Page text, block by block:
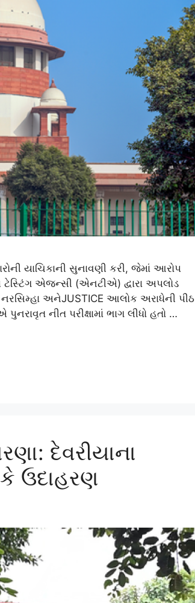
યાચિકાની સુનાવણી કરી, જેમાં આરોપ
ટેસ્ટિંગ એજન્સી (એનટીએ) દ્વારા અપલોડ
અનેJUSTICE આલોક અરાધેની પીઠ
નીત પરીક્ષામાં ભાગ લીધો હતો …
દેવરીયાના
ઉદાહરણ